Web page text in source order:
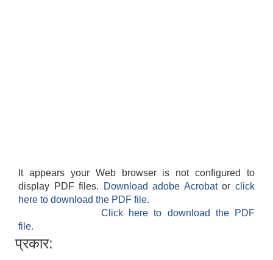
It appears your Web browser is not configured to
display PDF files.
Download adobe Acrobatorclick
here to download the PDF file.
Click here to download the PDF
file.
प्रकार: